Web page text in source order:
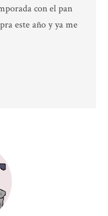
con el pan
este año y ya me